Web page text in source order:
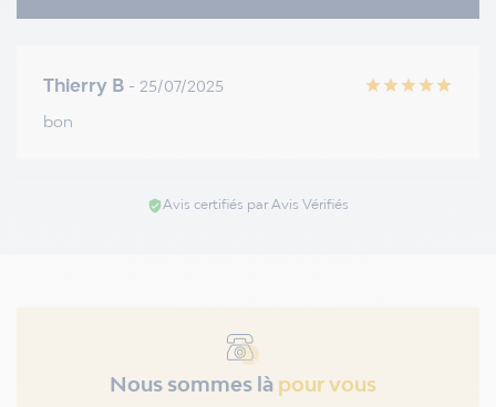
Thierry B - 25/07/2025 star star star star star
bon
verified_userAvis certifiés par Avis Vérifiés
Nous sommes là pour vous